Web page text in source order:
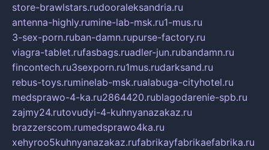
store-brawlstars.rudooraleksandria.ru
antenna-highly.rumine-lab-msk.ru1-mus.ru
3-sex-porn.ruban-damn.rupurse-factory.ru
viagra-tablet.rufasbags.ruadler-jun.rubandamn.ru
fincontech.ru3sexporn.ru1mus.rudarksand.ru
rebus-toys.ruminelab-msk.rualabuga-cityhotel.ru
medsprawo-4-ka.ru2864420.rublagodarenie-spb.ru
zajmy24.rutovudyi-4-kuhnyanazakaz.ru
brazzerscom.rumedsprawo4ka.ru
xehyroo5kuhnyanazakaz.rufabrikayfabrikaefabrika.ru